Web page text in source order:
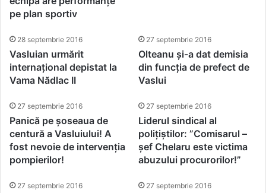
pe plan sportiv
28 septembrie 2016
Vasluian urmărit
internațional depistat la
Vama Nădlac II
27 septembrie 2016
Olteanu și-a dat demisia
din funcția de prefect de
Vaslui
27 septembrie 2016
Panică pe șoseaua de
centură a Vasluiului! A
fost nevoie de intervenția
pompierilor!
27 septembrie 2016
Liderul sindical al
polițiștilor: ”Comisarul –
șef Chelaru este victima
abuzului procurorilor!”
27 septembrie 2016 27 septembrie 2016